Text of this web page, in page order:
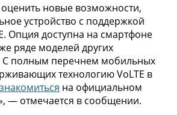
новые возможности,
устройство с поддержкой
Опция доступна на смартфоне
ряде моделей других
С полным перечнем мобильных
технологию VoLTE в
на официальном
— отмечается в сообщении.